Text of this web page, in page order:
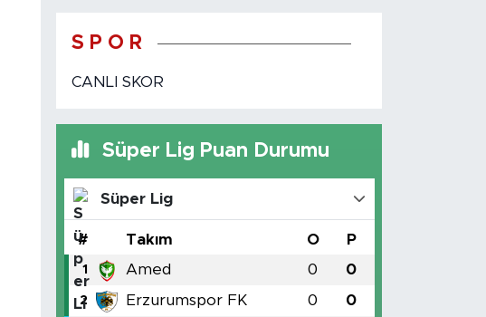
S P O R
CANLI SKOR
Süper Lig Puan Durumu
Süper Lig
# Takım O P
1 Amed 0 0
2 Erzurumspor FK 0 0